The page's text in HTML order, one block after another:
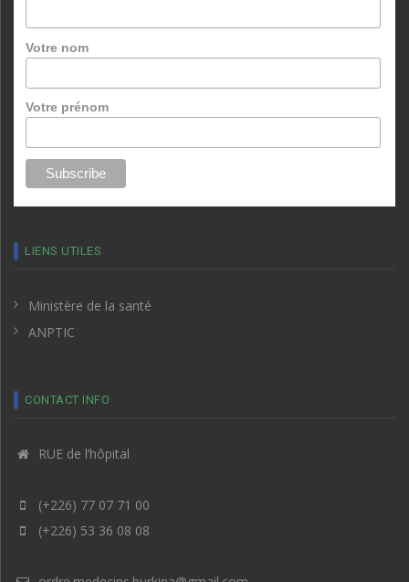
Votre nom
Votre prénom
LIENS UTILES
Ministère de la santé
ANPTIC
CONTACT INFO
RUE de l’hôpital
(+226) 77 07 71 00
(+226) 53 36 08 08